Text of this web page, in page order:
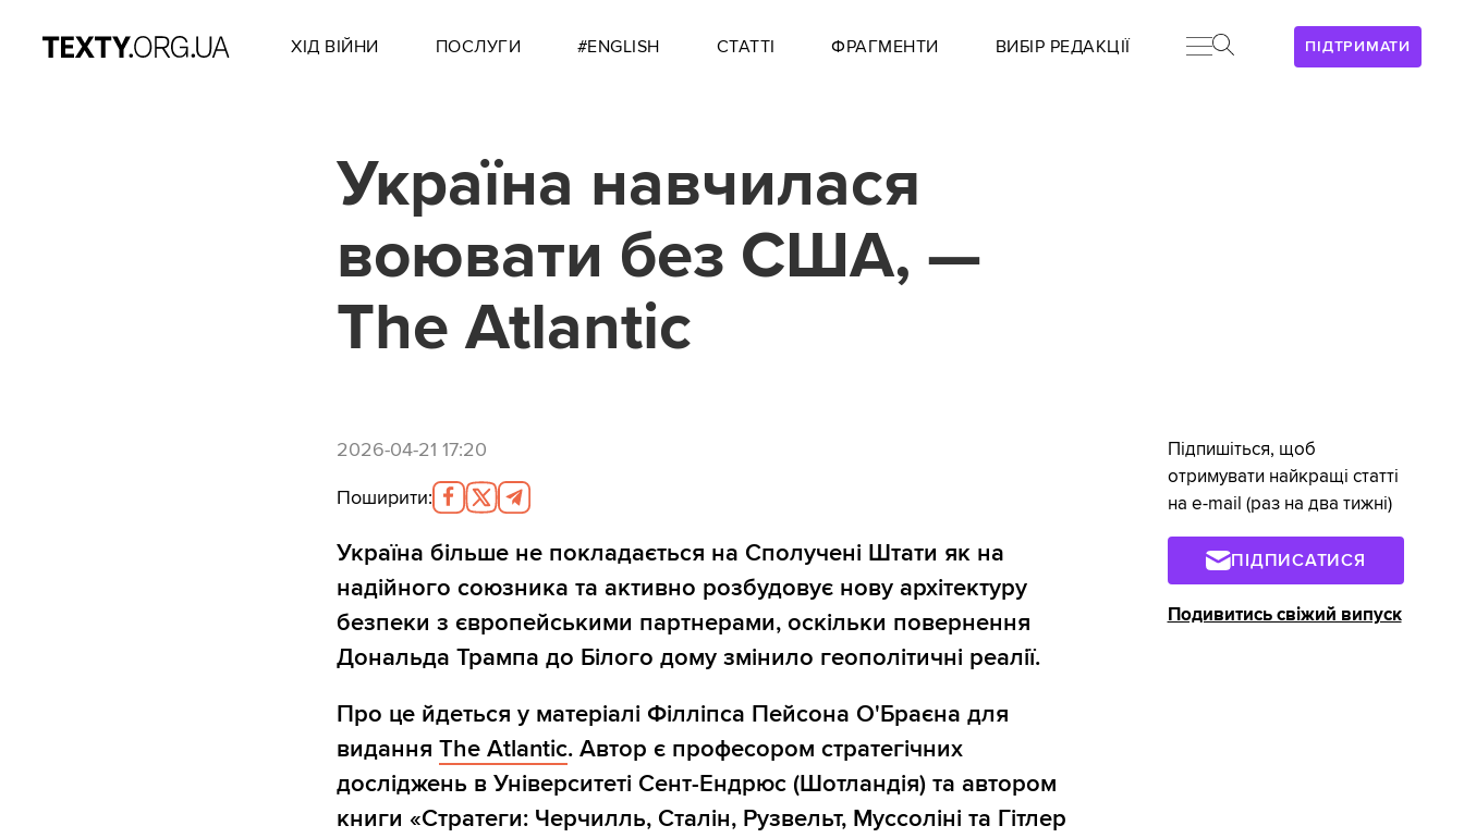
ПІДТРИМАТИ
ХІД ВІЙНИ ПОСЛУГИ #ENGLISH СТАТТІ ФРАГМЕНТИ ВИБІР РЕДАКЦІЇ
Україна навчилася
воювати без США, —
The Atlantic
2026-04-21 17:20
Поширити:
Україна більше не покладається на Сполучені Штати як на
надійного союзника та активно розбудовує нову архітектуру
безпеки з європейськими партнерами, оскільки повернення
Дональда Трампа до Білого дому змінило геополітичні реалії.
Про це йдеться у матеріалі Філліпса Пейсона О'Браєна для
видання The Atlantic. Автор є професором стратегічних
досліджень в Університеті Сент-Ендрюс (Шотландія) та автором
книги «Стратеги: Черчилль, Сталін, Рузвельт, Муссоліні та Гітлер
Підпишіться, щоб
отримувати найкращі статті
на e-mail (раз на два тижні)
ПІДПИСАТИСЯ
Подивитись свіжий випуск